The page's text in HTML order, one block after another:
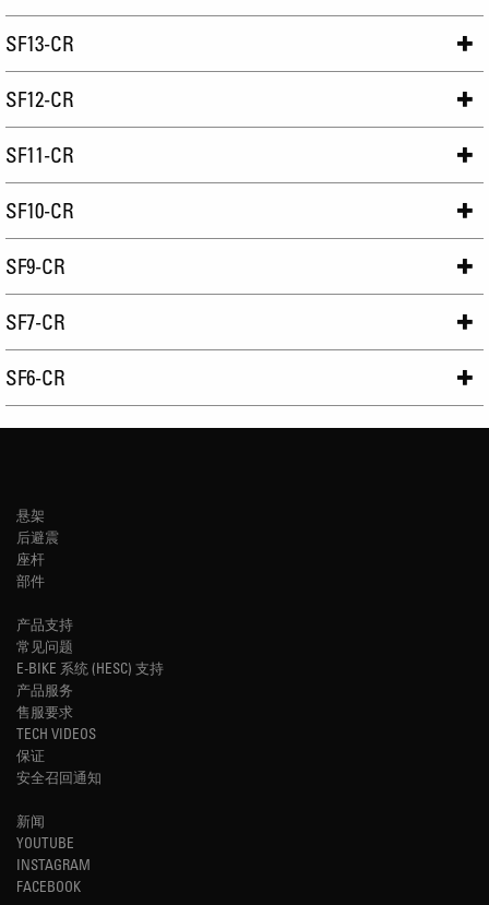
SF13-CR
SF12-CR
SF11-CR
SF10-CR
SF9-CR
SF7-CR
SF6-CR
悬架
后避震
座杆
部件
产品支持
常见问题
E-BIKE 系统 (HESC) 支持
产品服务
售服要求
TECH VIDEOS
保证
安全召回通知
新闻
YOUTUBE
INSTAGRAM
FACEBOOK